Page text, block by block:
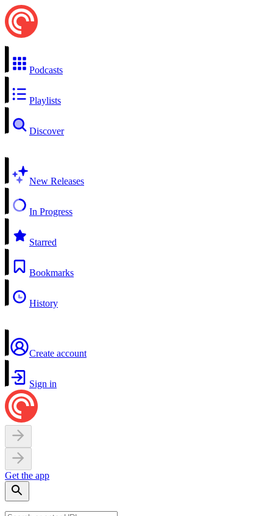
Podcasts
Playlists
Discover
New Releases
In Progress
Starred
Bookmarks
History
Create account
Sign in
Get the app